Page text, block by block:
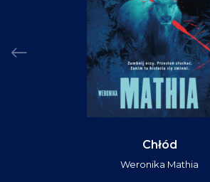
Chłód
Weronika Mathia